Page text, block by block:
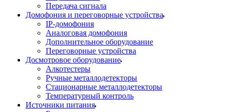
Передача сигнала
Домофония и переговорные устройства
IP-домофония
Аналоговая домофония
Дополнительное оборудование
Переговорные устройства
Досмотровое оборудование
Алкотестеры
Ручные металлодетекторы
Стационарные металлодетекторы
Температурный контроль
Источники питания